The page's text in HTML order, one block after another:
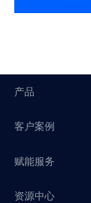
产品
探迹 AI Agent
探迹 AI 拓客
客户案例
赋能服务
资源中心